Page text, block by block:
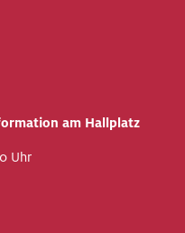
am Hallplatz
Uhr